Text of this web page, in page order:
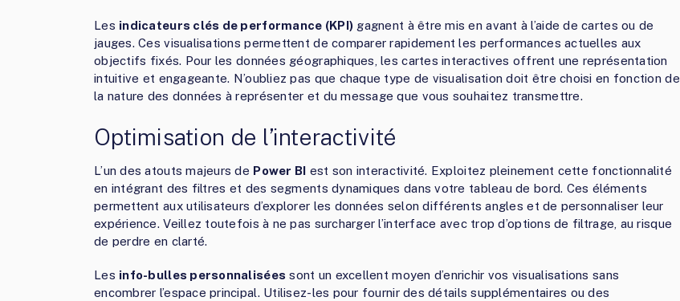
Les indicateurs clés de performance (KPI) gagnent à être mis en avant à l’aide de cartes ou de
jauges. Ces visualisations permettent de comparer rapidement les performances actuelles aux
objectifs fixés. Pour les données géographiques, les cartes interactives offrent une représentation
intuitive et engageante. N’oubliez pas que chaque type de visualisation doit être choisi en fonction de
la nature des données à représenter et du message que vous souhaitez transmettre.
Optimisation de l’interactivité
L’un des atouts majeurs de Power BI est son interactivité. Exploitez pleinement cette fonctionnalité
en intégrant des filtres et des segments dynamiques dans votre tableau de bord. Ces éléments
permettent aux utilisateurs d’explorer les données selon différents angles et de personnaliser leur
expérience. Veillez toutefois à ne pas surcharger l’interface avec trop d’options de filtrage, au risque
de perdre en clarté.
Les info-bulles personnalisées sont un excellent moyen d’enrichir vos visualisations sans
encombrer l’espace principal. Utilisez-les pour fournir des détails supplémentaires ou des